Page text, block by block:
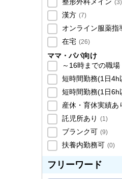
整形外科メイン (3)
漢方 (7)
オンライン服薬指
在宅 (26)
ママ・パパ向け
～16時までの職場
短時間勤務(1日4h
短時間勤務(1日6h
産休・育休実績あ
託児所あり (1)
ブランク可 (9)
扶養内勤務可 (0)
フリーワード